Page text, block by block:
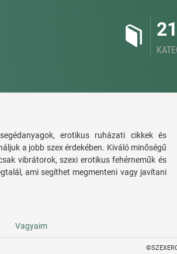
erotikus ruházati cikkek és
a jobb szex érdekében. Kiváló minőségű
vibrátorok, szexi erotikus fehérneműk és
ami segíthet megmenteni vagy javítani
Vagyaim